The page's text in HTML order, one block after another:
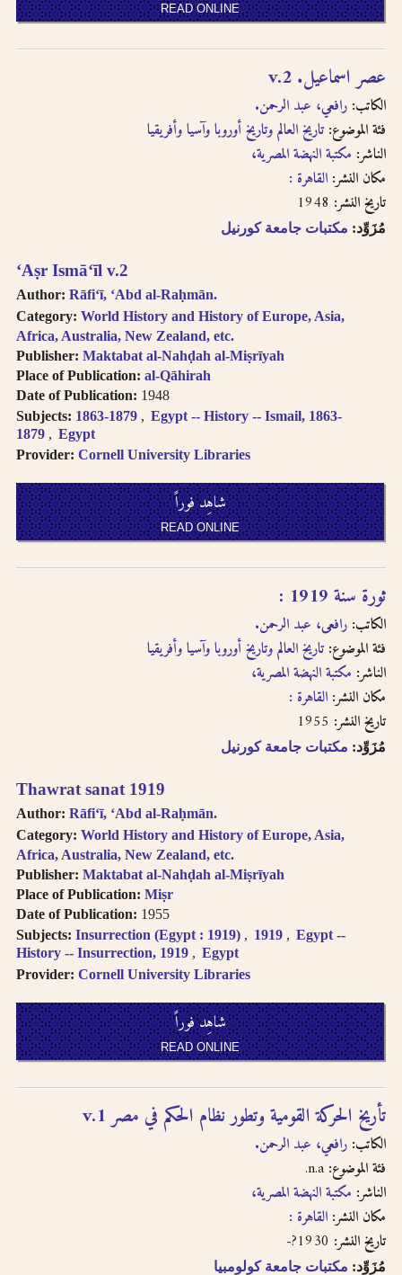
READ ONLINE
ʻAṣr Ismāʻīl v.2
Author: Rāfiʻī, ʻAbd al-Raḥmān.
Category: World History and History of Europe, Asia,
Africa, Australia, New Zealand, etc.
Publisher: Maktabat al-Nahḍah al-Miṣrīyah
Place of Publication: al-Qāhirah
Date of Publication: 1948
Subjects: 1863-1879
Egypt -- History -- Ismail, 1863-
1879
Egypt
Provider: Cornell University Libraries
شاهِد فوراً
READ ONLINE
عصر اسماعيل. v.2
الكاتب: رافعي، عبد الرحمن.
فئة الموضوع: تاريخ العالم وتاريخ أوروبا وآسيا وأفريقيا
الناشر: مكتبة النهضة المصرية،
مكان النشر: القاهرة :
تاريخ النشر:
مُزَوِّد: مكتبات جامعة كورنيل
Thawrat sanat 1919
Author: Rāfiʻī, ʻAbd al-Raḥmān.
Category: World History and History of Europe, Asia,
Africa, Australia, New Zealand, etc.
Publisher: Maktabat al-Nahḍah al-Miṣrīyah
Place of Publication: Miṣr
Date of Publication: 1955
Subjects: Insurrection (Egypt : 1919) 1919
Egypt --
History -- Insurrection, 1919
Egypt
Provider: Cornell University Libraries
شاهِد فوراً
READ ONLINE
ثورة سنة 1919 :
الكاتب: رافعى، عبد الرحمن.
فئة الموضوع: تاريخ العالم وتاريخ أوروبا وآسيا وأفريقيا
الناشر: مكتبة النهضة المصرية،
مكان النشر: القاهرة :
تاريخ النشر:
مُزَوِّد: مكتبات جامعة كورنيل
تأريخ الحركة القومية وتطور نظام الحكم في مصر v.1
الكاتب: رافعي، عبد الرحمن.
فئة الموضوع:
الناشر: مكتبة النهضة المصرية،
مكان النشر: القاهرة :
تاريخ النشر:
مُزَوِّد: مكتبات جامعة كولومبيا